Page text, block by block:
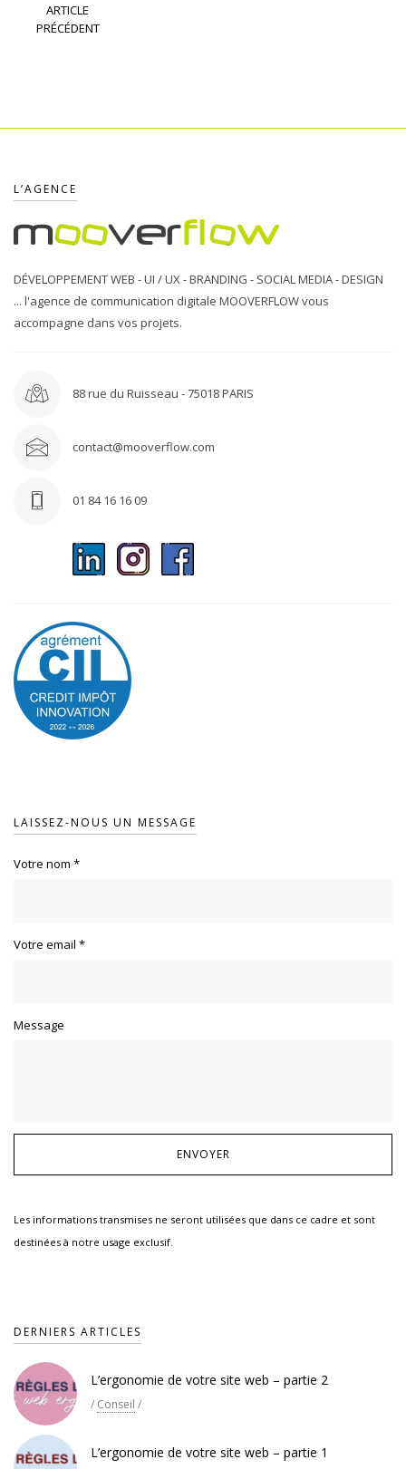
ARTICLE
PRÉCÉDENT
L’AGENCE
DÉVELOPPEMENT WEB - UI / UX - BRANDING - SOCIAL MEDIA - DESIGN
... l'agence de communication digitale MOOVERFLOW vous
accompagne dans vos projets.
88 rue du Ruisseau - 75018 PARIS
contact@mooverflow.com
01 84 16 16 09
LAISSEZ-NOUS UN MESSAGE
Votre nom *
Votre email *
Message
Les informations transmises ne seront utilisées que dans ce cadre et sont
destinées à notre usage exclusif.
DERNIERS ARTICLES
L’ergonomie de votre site web – partie 2
/ Conseil /
L’ergonomie de votre site web – partie 1